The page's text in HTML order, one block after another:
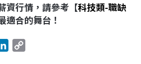
資行情，請參考【科技類-職缺
適合的舞台！